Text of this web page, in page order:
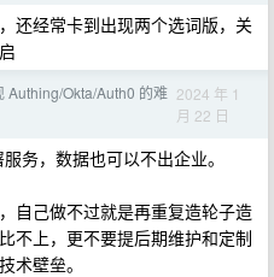
还经常卡到出现两个选词版，关
Authing/Okta/Auth0 的难 2024 年 1
月 22 日
务，数据也可以不出企业。
自己做不过就是再重复造轮子造
不上，更不要提后期维护和定制
术壁垒。